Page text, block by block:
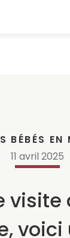
BÉBÉS EN
11 avril 2025
visite
voici